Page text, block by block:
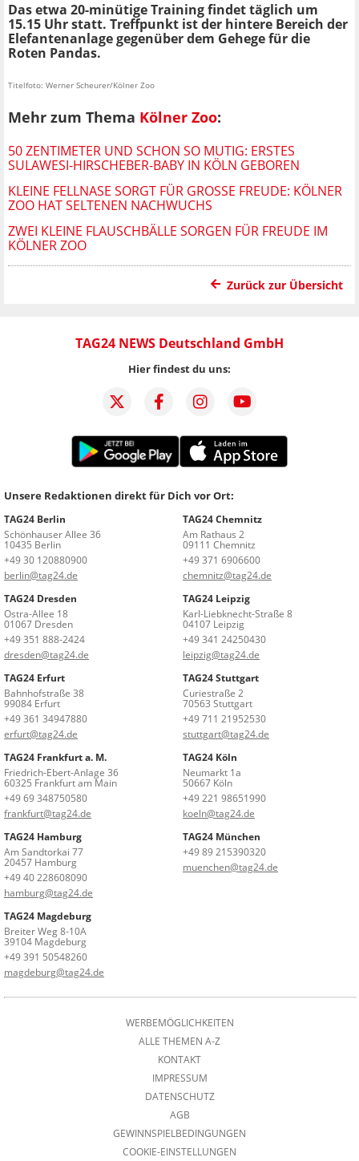
Das etwa 20-minütige Training findet täglich um
15.15 Uhr statt. Treffpunkt ist der hintere Bereich der
Elefantenanlage gegenüber dem Gehege für die
Roten Pandas.
Titelfoto: Werner Scheurer/Kölner Zoo
Mehr zum Thema Kölner Zoo:
50 ZENTIMETER UND SCHON SO MUTIG: ERSTES
SULAWESI-HIRSCHEBER-BABY IN KÖLN GEBOREN
KLEINE FELLNASE SORGT FÜR GROSSE FREUDE: KÖLNER Z
OO HAT SELTENEN NACHWUCHS
ZWEI KLEINE FLAUSCHBÄLLE SORGEN FÜR FREUDE IM
KÖLNER ZOO
Zurück zur Übersicht
TAG24 NEWS Deutschland GmbH
Hier findest du uns:
Unsere Redaktionen direkt für Dich vor Ort:
TAG24 Berlin
Schönhauser Allee 36
10435 Berlin
+49 30 120880900
berlin@tag24.de
TAG24 Chemnitz
Am Rathaus 2
09111 Chemnitz
+49 371 6906600
chemnitz@tag24.de
TAG24 Dresden
Ostra-Allee 18
01067 Dresden
+49 351 888-2424
dresden@tag24.de
TAG24 Leipzig
Karl-Liebknecht-Straße 8
04107 Leipzig
+49 341 24250430
leipzig@tag24.de
TAG24 Erfurt
Bahnhofstraße 38
99084 Erfurt
+49 361 34947880
erfurt@tag24.de
TAG24 Stuttgart
Curiestraße 2
70563 Stuttgart
+49 711 21952530
stuttgart@tag24.de
TAG24 Frankfurt a. M.
Friedrich-Ebert-Anlage 36
60325 Frankfurt am Main
+49 69 348750580
frankfurt@tag24.de
TAG24 Köln
Neumarkt 1a
50667 Köln
+49 221 98651990
koeln@tag24.de
TAG24 Hamburg
Am Sandtorkai 77
20457 Hamburg
+49 40 228608090
hamburg@tag24.de
TAG24 München
+49 89 215390320
muenchen@tag24.de
TAG24 Magdeburg
Breiter Weg 8-10A
39104 Magdeburg
+49 391 50548260
magdeburg@tag24.de
WERBEMÖGLICHKEITEN
ALLE THEMEN A-Z
KONTAKT
IMPRESSUM
DATENSCHUTZ
AGB
GEWINNSPIELBEDINGUNGEN
COOKIE-EINSTELLUNGEN